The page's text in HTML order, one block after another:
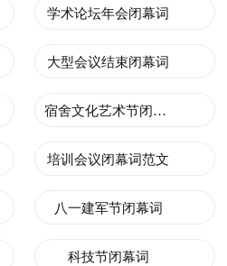
学术论坛年会闭幕词
大型会议结束闭幕词
宿舍文化艺术节闭幕词
培训会议闭幕词范文
八一建军节闭幕词
科技节闭幕词